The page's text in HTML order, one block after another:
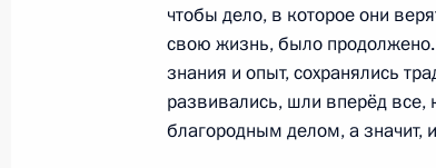
14 декабря 2023 года,
Заседание Комиссии по
чтобы дело, в которое они
свою жизнь, было
знания и опыт, сохранялись
развивались, шли вперёд все,
благородным делом, а значит,